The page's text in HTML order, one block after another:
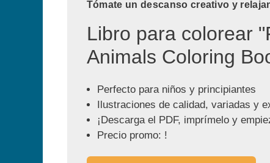
Tómate un descanso creativo y
Libro para colorear
Animals Coloring
Perfecto para niños y principiantes
Ilustraciones de calidad, variadas y
¡Descarga el PDF, imprímelo y
Precio promo: !